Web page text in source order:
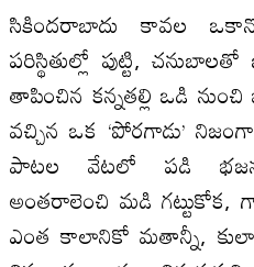
సికిందరాబాదు కావల
పరిస్థితుల్లో పుట్టి,
తాపించిన కన్నతల్లి ఒడి నుంచి
వచ్చిన ఒక ‘పోరగాడు’
పాటల వేటలో పడి
అంతరాలెంచి మడి గట్టుకోక,
ఎంత కాలానికో మతాన్నీ,